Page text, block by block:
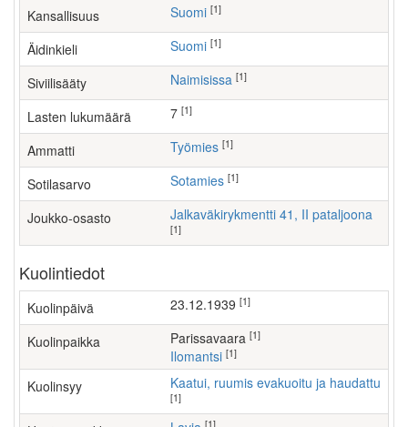
Kansallisuus Suomi [1]
Äidinkieli Suomi [1]
Siviilisääty Naimisissa [1]
Lasten lukumäärä [1]
Ammatti työmies [1]
Sotilasarvo Sotamies [1]
Joukko-osasto Jalkaväkirykmentti 41, II pataljoona
[1]
Kuolintiedot
Kuolinpäivä 23.12.1939 [1]
Kuolinpaikka Parissavaara [1]
Ilomantsi [1]
Kuolinsyy Kaatui, ruumis evakuoitu ja haudattu
[1]
[1]